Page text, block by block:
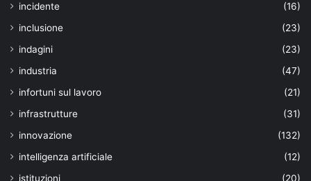
incidente
(16)
inclusione
(23)
indagini
(23)
industria
(47)
infortuni sul lavoro
(21)
infrastrutture
(31)
innovazione
(132)
intelligenza artificiale
(12)
istituzioni
(20)